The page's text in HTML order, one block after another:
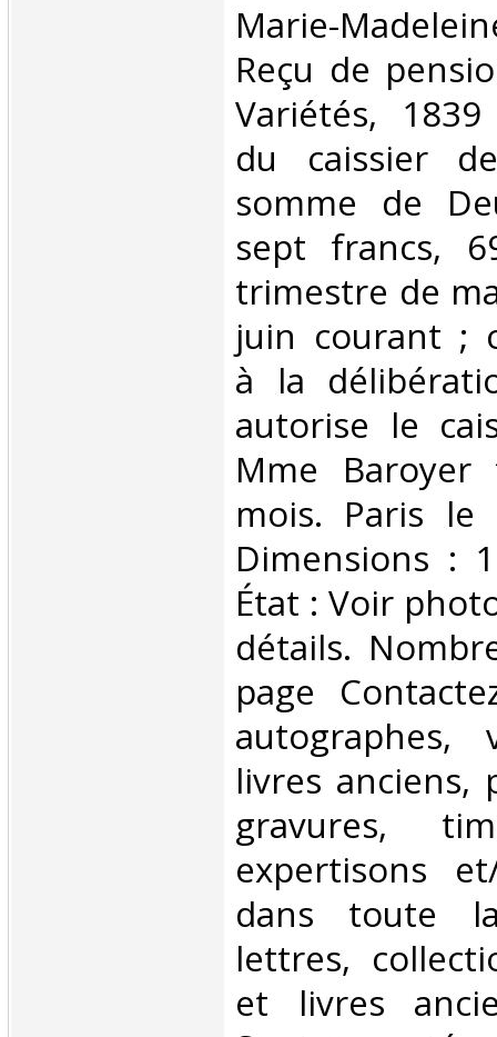
‎Marie-
Reçu de
Variétés,
du caissier
somme de
sept francs,
trimestre de
juin courant ;
à la
autorise le
Mme
mois. Paris
Dimensions :
État : Voir
détails.
page
autographes,
livres anciens,
gravures,
expertisons
dans toute
lettres,
et livres